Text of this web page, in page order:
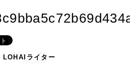
LOHAIライター